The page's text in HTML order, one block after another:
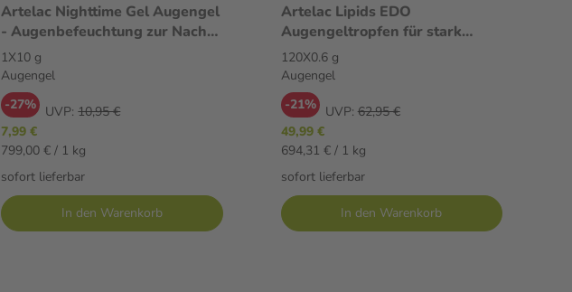
Artelac Nighttime Gel Augengel
- Augenbefeuchtung zur Nacht
1X10 g Augengel
1X10 g
Augengel
-27% UVP: 10,95 €
7,99 €
799,00 € / 1 kg
sofort lieferbar
In den Warenkorb
Artelac Lipids EDO
Augengeltropfen für stark
tränende Augen 120X0.6 g
Augengel
120X0.6 g
Augengel
-21% UVP: 62,95 €
49,99 €
694,31 € / 1 kg
sofort lieferbar
In den Warenkorb